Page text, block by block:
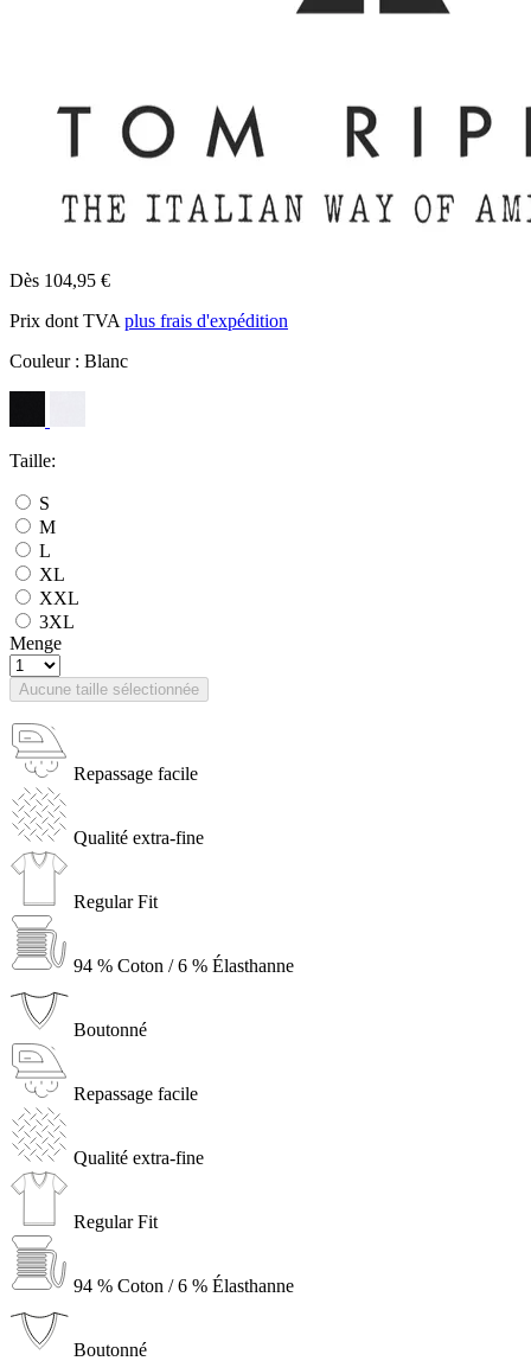
Dès 104,95 €
Prix dont TVA plus frais d'expédition
Couleur : Blanc
Taille:
S
M
L
XL
XXL
3XL
Menge
Aucune taille sélectionnée
Repassage facile
Qualité extra-fine
Regular Fit
94 % Coton / 6 % Élasthanne
Boutonné
Repassage facile
Qualité extra-fine
Regular Fit
94 % Coton / 6 % Élasthanne
Boutonné